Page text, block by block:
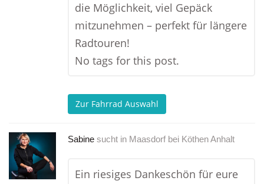
die Möglichkeit, viel Gepäck
mitzunehmen – perfekt für längere
Radtouren!
No tags for this post.
Zur Fahrrad Auswahl
Sabine sucht in Maasdorf bei Köthen Anhalt
Ein riesiges Dankeschön für eure